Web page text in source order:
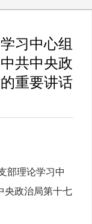
习中心组
共中央政
重要讲话
部理论学习中
央政治局第十七